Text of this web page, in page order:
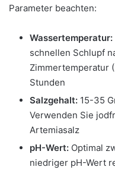
Parameter beachten:
Wassertemperatur:
schnellen Schlupf
Zimmertemperatur
Stunden
Salzgehalt: 15-35
Verwenden Sie
Artemiasalz
pH-Wert: Optimal
niedriger pH-Wert